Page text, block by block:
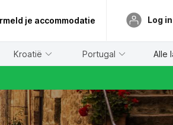
je accommodatie Log
Kroatië Portugal Alle